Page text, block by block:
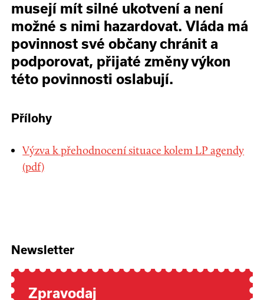
musejí mít silné ukotvení a není
možné s nimi hazardovat. Vláda má
povinnost své občany chránit a
podporovat, přijaté změny výkon
této povinnosti oslabují.
Přílohy
Výzva k přehodnocení situace kolem LP agendy
(pdf)
Newsletter
Zpravodaj